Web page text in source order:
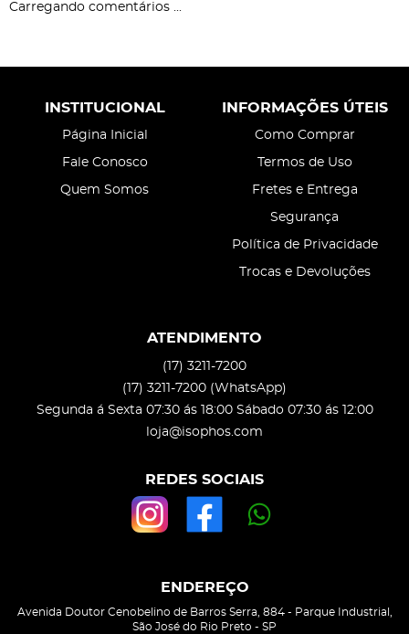
Carregando comentários ...
INSTITUCIONAL
Página Inicial
Fale Conosco
Quem Somos
INFORMAÇÕES ÚTEIS
Como Comprar
Termos de Uso
Fretes e Entrega
Segurança
Política de Privacidade
Trocas e Devoluções
ATENDIMENTO
(17) 3211-7200
(17) 3211-7200 (WhatsApp)
Segunda á Sexta 07:30 ás 18:00 Sábado 07:30 ás 12:00
loja@isophos.com
REDES SOCIAIS
ENDEREÇO
Avenida Doutor Cenobelino de Barros Serra, 884- Parque Industrial,
São José do Rio Preto - SP